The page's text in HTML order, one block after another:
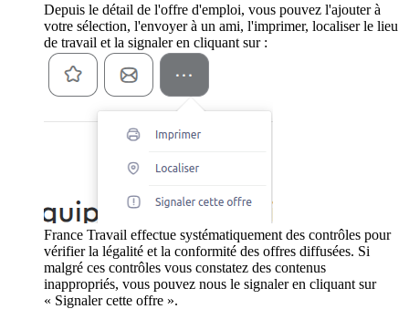
Depuis le détail de l'offre d'emploi, vous pouvez l'ajouter à
votre sélection, l'envoyer à un ami, l'imprimer, localiser le lieu
de travail et la signaler en cliquant sur :
France Travail effectue systématiquement des contrôles pour
vérifier la légalité et la conformité des offres diffusées. Si
malgré ces contrôles vous constatez des contenus
inappropriés, vous pouvez nous le signaler en cliquant sur
« Signaler cette offre ».